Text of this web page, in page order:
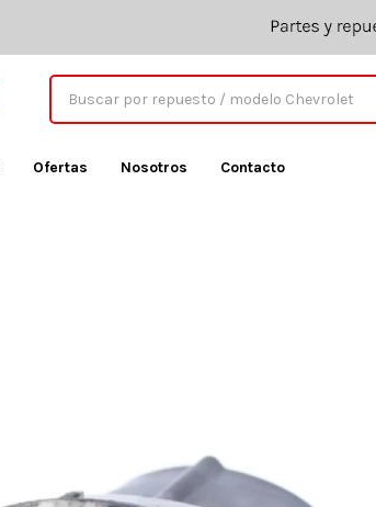
Ofertas Nosotros Contacto